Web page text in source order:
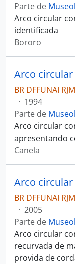
Parte de
Arco circular
identificada
Bororo
Arco circular
BR DFFUNAI
· 1994
Parte de
Arco circular
apresentando
Canela
Arco circular
BR DFFUNAI
· 2005
Parte de
Arco circular
recurvada de
provida de